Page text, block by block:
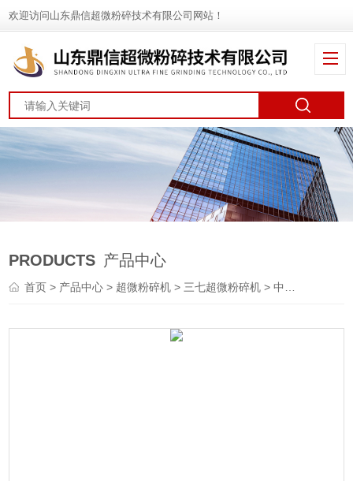
欢迎访问山东鼎信超微粉碎技术有限公司网站！
PRODUCTS 产品中心
首页> 产品中心 > 超微粉碎机 >三七超微粉碎机 > 中药超微粉碎机供应商